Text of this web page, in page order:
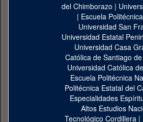
del Chimborazo |
| Escuela
Universidad San
Universidad Estatal
Universidad Casa
Católica de Santiago
Universidad Católica
Escuela Politécnica
Politécnica Estatal del
Especialidades
Altos Estudios
Tecnológico Cordillera |